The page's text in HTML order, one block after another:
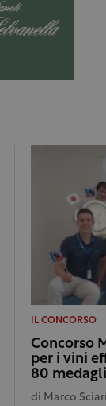
IL CONCORSO
Concorso
per i vini
80
di Marco